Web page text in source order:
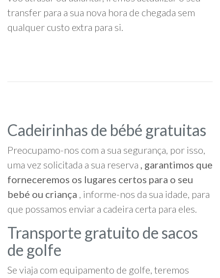
transfer para a sua nova hora de chegada sem
qualquer custo extra para si.
Cadeirinhas de bébé gratuitas
Preocupamo-nos com a sua segurança, por isso,
uma vez solicitada a sua reserva , garantimos que
forneceremos os lugares certos para o seu
bebé ou criança , informe-nos da sua idade, para
que possamos enviar a cadeira certa para eles.
Transporte gratuito de sacos
de golfe
Se viaja com equipamento de golfe, teremos